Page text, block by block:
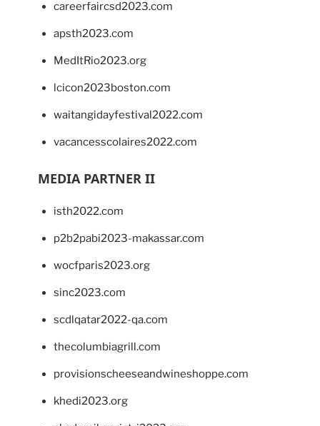
careerfaircsd2023.com
apsth2023.com
MedItRio2023.org
lcicon2023boston.com
waitangidayfestival2022.com
vacancesscolaires2022.com
MEDIA PARTNER II
isth2022.com
p2b2pabi2023-makassar.com
wocfparis2023.org
sinc2023.com
scdlqatar2022-qa.com
thecolumbiagrill.com
provisionscheeseandwineshoppe.com
khedi2023.org